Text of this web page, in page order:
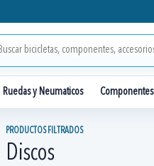
Ruedas y Neumaticos Componentes
PRODUCTOS FILTRADOS
Discos